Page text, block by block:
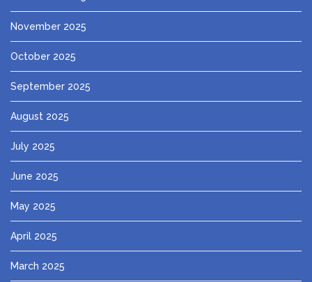
November 2025
October 2025
September 2025
August 2025
July 2025
June 2025
May 2025
April 2025
March 2025